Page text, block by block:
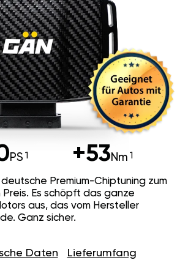
PS +53Nm
Premium-Chiptuning zum
Preis. Es schöpft das ganze
aus, das vom Hersteller
Ganz sicher.
Daten Lieferumfang